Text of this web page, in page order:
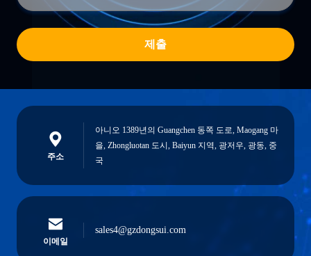
제출
주소
아니오 1389년의 Guangchen 동쪽 도로, Maogang 마
을, Zhongluotan 도시, Baiyun 지역, 광저우, 광동, 중
국
이메일
sales4@gzdongsui.com